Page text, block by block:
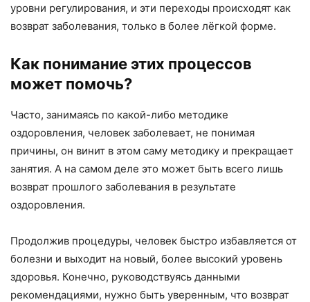
уровни регулирования, и эти переходы происходят как
возврат заболевания, только в более лёгкой форме.
Как понимание этих процессов
может помочь?
Часто, занимаясь по какой-либо методике
оздоровления, человек заболевает, не понимая
причины, он винит в этом саму методику и прекращает
занятия. А на самом деле это может быть всего лишь
возврат прошлого заболевания в результате
оздоровления.
Продолжив процедуры, человек быстро избавляется от
болезни и выходит на новый, более высокий уровень
здоровья. Конечно, руководствуясь данными
рекомендациями, нужно быть уверенным, что возврат